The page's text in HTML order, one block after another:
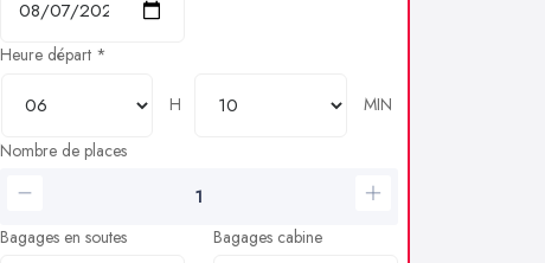
Heure départ *
H
MIN
Nombre de places
Bagages en soutes Bagages cabine